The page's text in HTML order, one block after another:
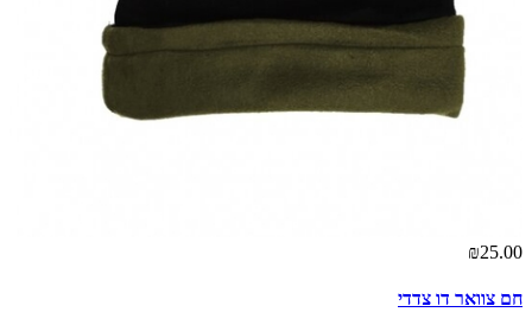
₪25.00
חם צוואר דו צדדי